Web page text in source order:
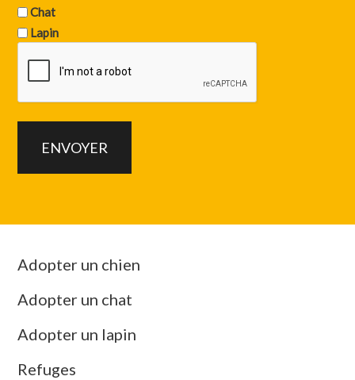
Chat
Lapin
Adopter un chien
Adopter un chat
Adopter un lapin
Refuges